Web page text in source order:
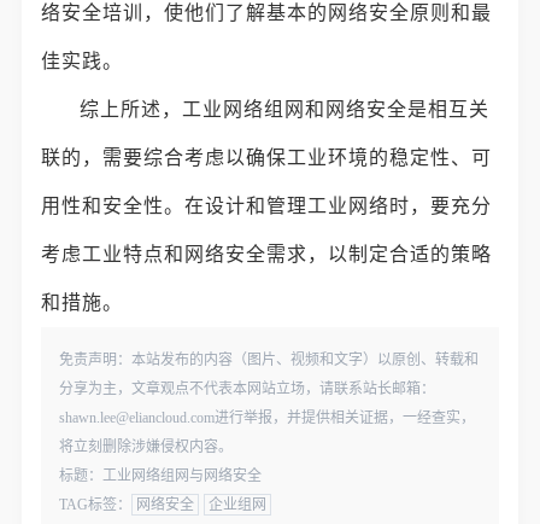
络安全培训，使他们了解基本的网络安全原则和最
佳实践。
综上所述，工业网络组网和网络安全是相互关
联的，需要综合考虑以确保工业环境的稳定性、可
用性和安全性。在设计和管理工业网络时，要充分
考虑工业特点和网络安全需求，以制定合适的策略
和措施。
免责声明：本站发布的内容（图片、视频和文字）以原创、转载和
分享为主，文章观点不代表本网站立场，请联系站长邮箱：
shawn.lee@eliancloud.com进行举报，并提供相关证据，一经查实，
将立刻删除涉嫌侵权内容。
标题：工业网络组网与网络安全
TAG标签：
网络安全
企业组网